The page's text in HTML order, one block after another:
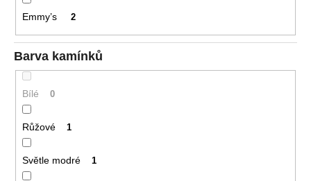
Emmy’s 2
Barva kamínků
Bílé 0
Růžové 1
Světle modré 1
j
e
m
NÁUŠNICE
190
Kč